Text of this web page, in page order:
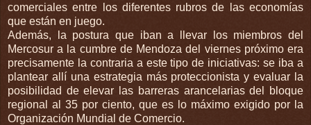
comerciales entre los diferentes rubros de las economías
que están en juego.
Además, la postura que iban a llevar los miembros del
Mercosur a la cumbre de Mendoza del viernes próximo era
precisamente la contraria a este tipo de iniciativas: se iba a
plantear allí una estrategia más proteccionista y evaluar la
posibilidad de elevar las barreras arancelarias del bloque
regional al 35 por ciento, que es lo máximo exigido por la
Organización Mundial de Comercio.